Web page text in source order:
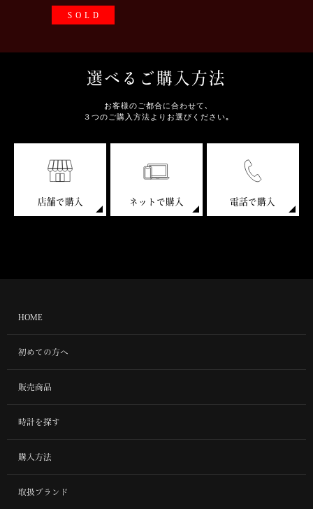
SOLD
選べるご購入方法
お客様のご都合に合わせて､
３つのご購入方法よりお選びください｡
店舗で購入 ネットで購入 電話で購入
HOME
初めての方へ
販売商品
時計を探す
購入方法
取扱ブランド